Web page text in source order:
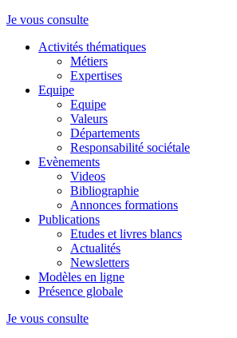
Je vous consulte
Activités thématiques
Métiers
Expertises
Equipe
Equipe
Valeurs
Départements
Responsabilité sociétale
Evènements
Videos
Bibliographie
Annonces formations
Publications
Etudes et livres blancs
Actualités
Newsletters
Modèles en ligne
Présence globale
Je vous consulte